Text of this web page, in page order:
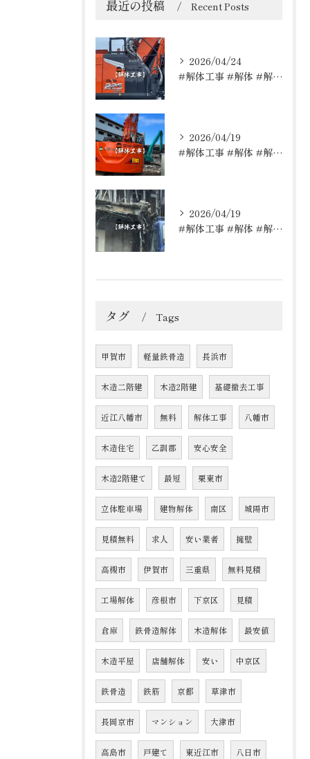
最近の投稿 Recent Posts
2026/04/24
#解体工事 #解体 #解体屋 #解体依頼はレッカーズ
2026/04/19
#解体工事 #解体 #解体屋 #解体依頼はレッカーズ
2026/04/19
#解体工事 #解体 #解体屋 #解体依頼はレッカーズ
タグ Tags
甲賀市 軽量鉄骨造 長浜市
木造二階建 木造2階建 基礎撤去工事
近江八幡市 無料 解体工事 八幡市
木造住宅 乙訓郡 安心安全
木造2階建て 最短 栗東市
立体駐車場 建物解体 南区 城陽市
見積無料 求人 安い業者 擁壁
高槻市 伊賀市 三重県 無料見積
工場解体 彦根市 下京区 見積
倉庫 鉄骨造解体 木造解体 最安値
木造平屋 店舗解体 安い 中京区
鉄骨造 鉄筋 京都 草津市
長岡京市 マンション 大津市
高島市 戸建て 東近江市 八日市